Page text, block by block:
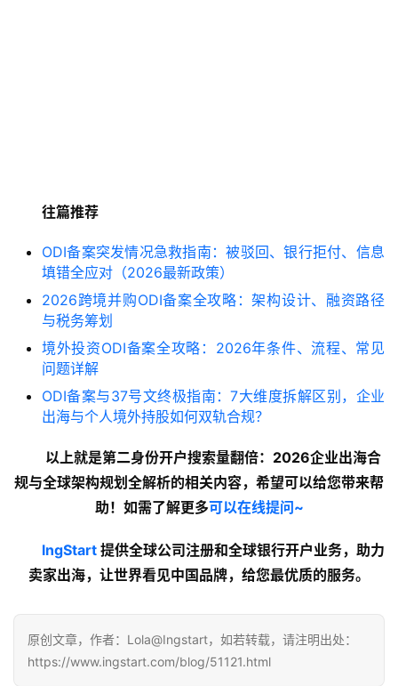
往篇推荐
ODI备案突发情况急救指南：被驳回、银行拒付、信息
填错全应对（2026最新政策）
2026跨境并购ODI备案全攻略：架构设计、融资路径
与税务筹划
境外投资ODI备案全攻略：2026年条件、流程、常见
问题详解
ODI备案与37号文终极指南：7大维度拆解区别，企业
出海与个人境外持股如何双轨合规？
以上就是第二身份开户搜索量翻倍：2026企业出海合
规与全球架构规划全解析的相关内容，希望可以给您带来帮
助！如需了解更多可以在线提问~
lngStart 提供全球公司注册和全球银行开户业务，助力
卖家出海，让世界看见中国品牌，给您最优质的服务。
原创文章，作者：Lola@Ingstart，如若转载，请注明出处：
https://www.ingstart.com/blog/51121.html